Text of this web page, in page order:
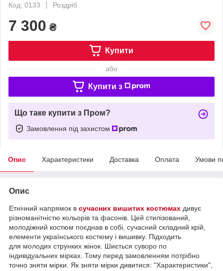
Код: 0133
Роздріб
7 300 ₴
Купити
або
Купити з
Що таке купити з Пром?
Замовлення під захистом
Опис Характеристики Доставка Оплата Умови
Опис
Етнічний напрямок в сучасних вишитих костюмах дивує
різноманітністю кольорів та фасонів. Цей стилізований,
молодіжний костюм поєднав в собі, сучасний складний крій,
елементи українського костюму і вишивку. Підходить
для молодих струнких жінок. Шиється суворо по
індивідуальних мірках. Тому перед замовленням потрібно
точно зняти мірки. Як зняти мірки дивитися: "Характеристики",